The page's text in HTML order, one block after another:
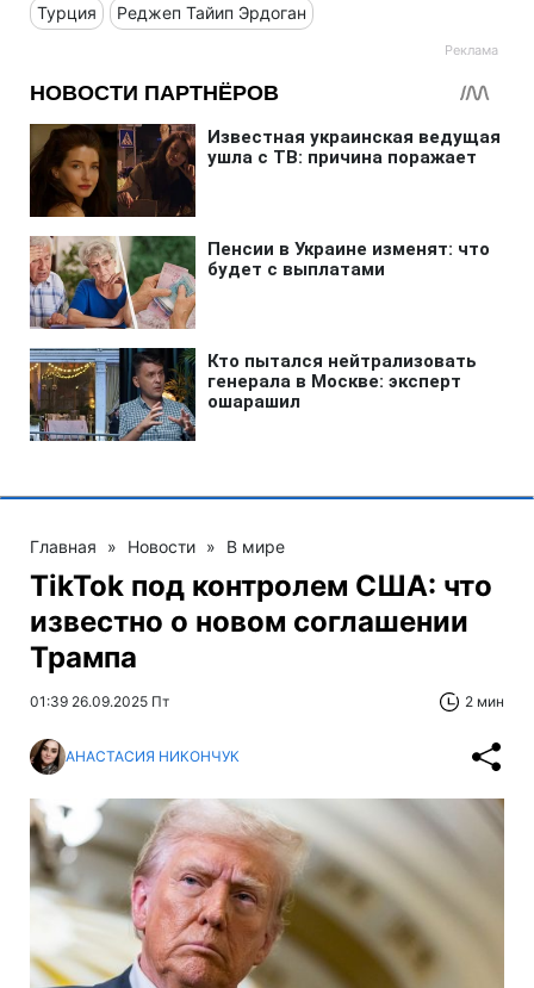
Турция Реджеп Тайип Эрдоган
Главная » Новости » В мире
TikTok под контролем США: что
известно о новом соглашении
Трампа
01:39 26.09.2025 Пт 2 мин
АНАСТАСИЯ НИКОНЧУК